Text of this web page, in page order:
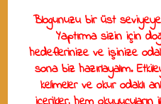
Blogunuzu bir üst
Yaptırmasizin için
hedeflerinize ve işinize
sona biz hazırlayalım.
kelimeler ve okur odaklı